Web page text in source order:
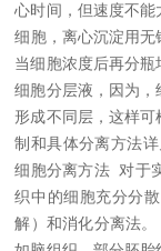
心时间，但速度不
细胞，离心沉淀用
当细胞浓度后再分
细胞分层液，因为，
形成不同层，这样
制和具体分离方法
细胞分离方法 对于
织中的细胞充分分
解）和消化分离法。